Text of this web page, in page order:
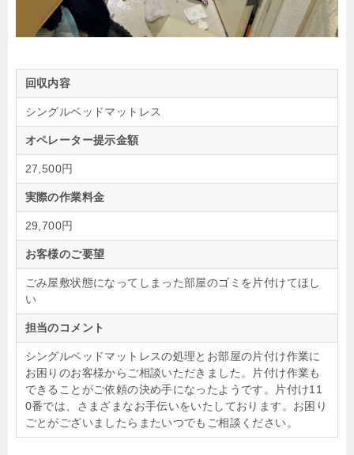
回収内容
シングルベッドマットレス
オペレーター提示金額
27,500円
実際の作業料金
29,700円
お客様のご要望
ごみ屋敷状態になってしまった部屋のゴミを片付けてほし
い
担当のコメント
シングルベッドマットレスの処理とお部屋の片付け作業に
お困りのお客様からご相談いただきました。片付け作業も
できることがご依頼の決め手になったようです。片付け11
0番では、さまざまなお手伝いをいたしております。お困り
ごとがございましたらまたいつでもご相談ください。